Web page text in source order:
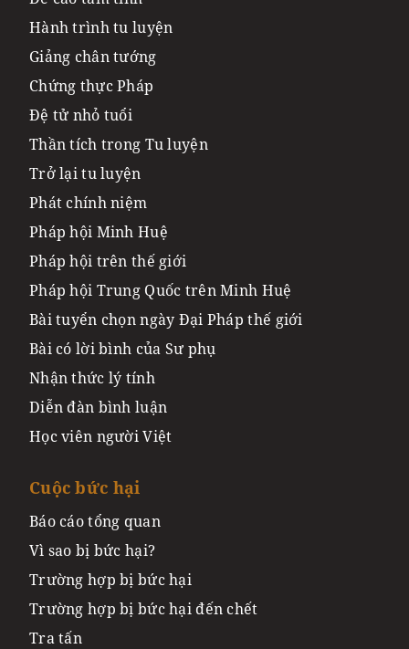
Hành trình tu luyện
Giảng chân tướng
Chứng thực Pháp
Đệ tử nhỏ tuổi
Thần tích trong Tu luyện
Trở lại tu luyện
Phát chính niệm
Pháp hội Minh Huệ
Pháp hội trên thế giới
Pháp hội Trung Quốc trên Minh Huệ
Bài tuyển chọn ngày Đại Pháp thế giới
Bài có lời bình của Sư phụ
Nhận thức lý tính
Diễn đàn bình luận
Học viên người Việt
Cuộc bức hại
Báo cáo tổng quan
Vì sao bị bức hại?
Trường hợp bị bức hại
Trường hợp bị bức hại đến chết
Tra tấn